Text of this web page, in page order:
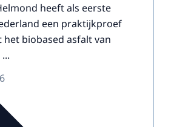
heeft als eerste
een praktijkproef
biobased asfalt van